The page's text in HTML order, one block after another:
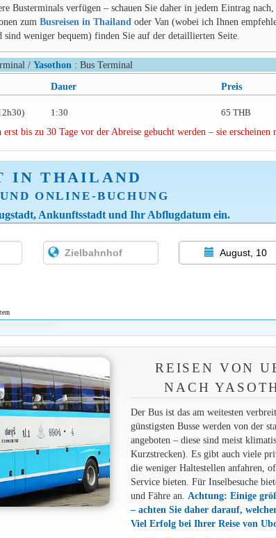
Busterminals verfügen – schauen Sie daher in jedem Eintrag
zum Busreisen in Thailandoder Van (wobei ich Ihnen
sind weniger bequem) finden Sie auf der detaillierten Seite.
/ Yasothon : Bus Terminal
Dauer Preis
1:30 65 THB
bis zu 30 Tage vor der Abreise gebucht werden – sie erscheinen
IN THAILAND
ONLINE-BUCHUNG
Ankunftsstadt und Ihr Abflugdatum ein.
August, 10
REISEN VON
NACH
Der Bus ist das am weitesten
günstigsten Busse werden von der
angeboten – diese sind meist
Kurzstrecken). Es gibt auch viele
die weniger Haltestellen anfahren,
Service bieten. Für Inselbesuche
und Fähre an. Achtung: Einige
– achten Sie daher darauf,
Viel Erfolg bei Ihrer Reise von